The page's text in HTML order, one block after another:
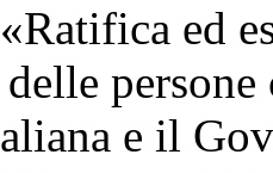
ed
e il